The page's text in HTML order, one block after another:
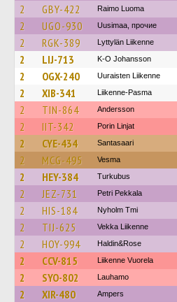
2 GBY-422 Raimo Luoma
2 UGO-930 Uusimaa, прочие
2 RGK-389 Lyttylän Liikenne
2 LIJ-713 K-O Johansson
2 OGX-240 Uuraisten Liikenne
2 XIB-341 Liikenne-Pasma
2 TIN-864 Andersson
2 IIT-342 Porin Linjat
2 CYE-434 Santasaari
2 MCG-495 Vesma
2 HEY-384 Turkubus
2 JEZ-731 Petri Pekkala
2 HIS-184 Nyholm Tmi
2 TIJ-625 Vekka Liikenne
2 HOY-994 Haldin&Rose
2 CCV-815 Liikenne Vuorela
2 SYO-802 Lauhamo
2 XIR-480 Ampers